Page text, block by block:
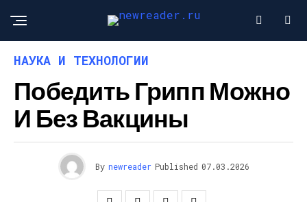
НАУКА И ТЕХНОЛОГИИ
Победить Грипп Можно
И Без Вакцины
By newreader Published 07.03.2026